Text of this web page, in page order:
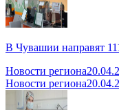
В Чувашии направят
Новости региона
Новости региона